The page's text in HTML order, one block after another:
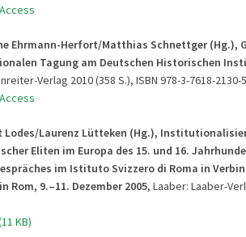
Ehrmann-Herfort/Matthias Schnettger (Hg.),
Tagung am Deutschen Historischen
Verlag 2010 (358 S.), ISBN 978-3-7618-2130-
Lodes/Laurenz Lütteken (Hg.),
Eliten im Europa des 15. und 16.
im Istituto Svizzero di Roma in
Rom, 9.–11. Dezember 2005, Laaber: Laaber-
KB)